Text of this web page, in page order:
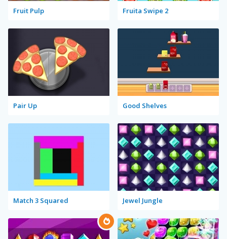
Fruit Pulp Fruita Swipe 2
Pair Up Good Shelves
Match 3 Squared Jewel Jungle